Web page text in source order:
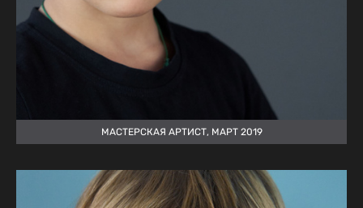
МАСТЕРСКАЯ АРТИСТ, МАРТ 2019